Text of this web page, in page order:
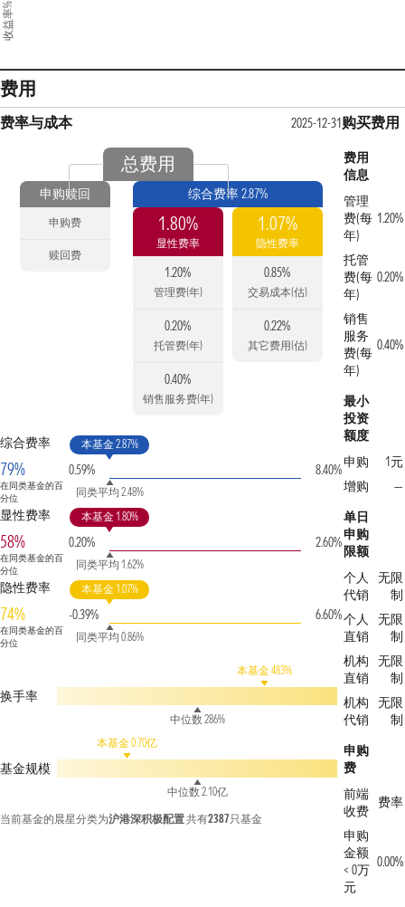
收益率%
费用
费率与成本 2025-12-31
总费用
申购赎回
申购费
赎回费
综合费率 2.87%
1.80%
显性费率
1.20%
管理费(年)
0.20%
托管费(年)
0.40%
销售服务费(年)
1.07%
隐性费率
0.85%
交易成本(估)
0.22%
其它费用(估)
综合费率
79%
在同类基金的百
分位
0.59%
本基金 2.87%
同类平均 2.48%
8.40%
显性费率
58%
在同类基金的百
分位
0.20%
本基金 1.80%
同类平均 1.62%
2.60%
隐性费率
74%
在同类基金的百
分位
-0.39%
本基金 1.07%
同类平均 0.86%
6.60%
换手率
本基金 483%
中位数 286%
基金规模
本基金 0.70亿
中位数 2.10亿
当前基金的晨星分类为沪港深积极配置共有2387只基金
购买费用
费用
信息
管理
费(每
年)
1.20%
托管
费(每
年)
0.20%
销售
服务
费(每
年)
0.40%
最小
投资
额度
申购
1元
增购
—
单日
申购
限额
个人
代销
无限
制
个人
直销
无限
制
机构
直销
无限
制
机构
代销
无限
制
申购
费
前端
收费
费率
申购
金额
< 0万
元
0.00%